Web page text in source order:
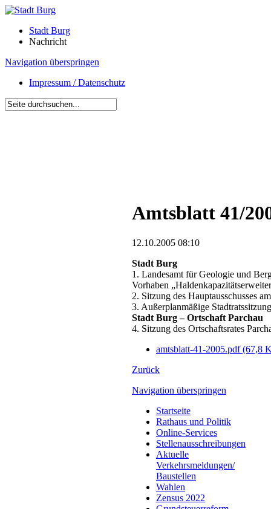
Stadt Burg
Nachricht
Navigation überspringen
Impressum / Datenschutz
Amtsblatt 41/
12.10.2005 08:10
Stadt Burg
1. Landesamt für Geologie und
Vorhaben
2. Sitzung des Hauptausschusses
3. Außerplanmäßige
Stadt Burg – Ortschaft Parchau
4. Sitzung des Ortschaftsrates
amtsblatt-41-2005.pdf(67,8
Zurück
Navigation überspringen
Startseite
Rathaus und Politik
Online-Services
Stellenausschreibungen
Aktuelle
Verkehrsmeldungen/
Baustellen
Wahlen
Zensus 2022